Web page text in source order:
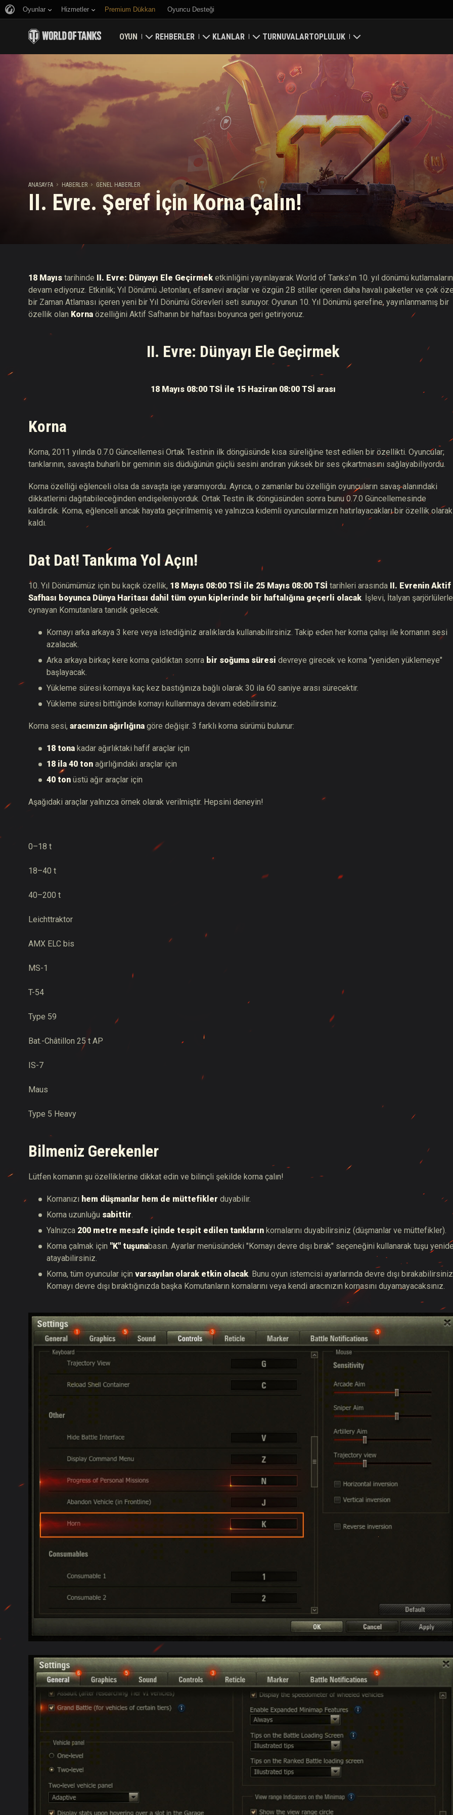
Oyunlar Hizmetler Premium Dükkan Oyuncu Desteği
OYUN
Hemen İndirin
Bonus Kodları Alın
Tankopedi
REHBERLER
Yeni Başlayanlar Rehberi
Genel Rehber
Hesap Güvenliği
Adil Oyun Politikası
Wargaming.net Game Center
KLANLAR
Kale
Dünya Haritası
Klan Reytingleri
TURNUVALARTOPLULUK
Profilim
Oyuncu Ara
Arkadaş Öner
Discord
Mod Merkezi
Medya
ANASAYFA HABERLER GENEL HABERLER
II. Evre. Şeref İçin Korna Çalın!
18 Mayıs tarihinde II. Evre: Dünyayı Ele Geçirmek etkinliğini yayınlayarak World of Tanks'ın 10. yıl dönümü
devam ediyoruz. Etkinlik; Yıl Dönümü Jetonları, efsanevi araçlar ve özgün 2B stiller içeren daha havalı paketler ve çok
bir Zaman Atlaması içeren yeni bir Yıl Dönümü Görevleri seti sunuyor. Oyunun 10. Yıl Dönümü şerefine, yayınlanmamış bir
özellik olan Korna özelliğini Aktif Safhanın bir haftası boyunca geri getiriyoruz.
II. Evre: Dünyayı Ele Geçirmek
18 Mayıs 08:00 TSİ ile 15 Haziran 08:00 TSİ arası
Korna
Korna, 2011 yılında 0.7.0 Güncellemesi Ortak Testinin ilk döngüsünde kısa süreliğine test edilen bir özellikti. Oyuncular;
tanklarının, savaşta buharlı bir geminin sis düdüğünün güçlü sesini andıran yüksek bir ses çıkartmasını sağlayabiliyordu.
Korna özelliği eğlenceli olsa da savaşta işe yaramıyordu. Ayrıca, o zamanlar bu özelliğin oyuncuların savaş alanındaki
dikkatlerini dağıtabileceğinden endişeleniyorduk. Ortak Testin ilk döngüsünden sonra bunu 0.7.0 Güncellemesinde
kaldırdık. Korna, eğlenceli ancak hayata geçirilmemiş ve yalnızca kıdemli oyuncularımızın hatırlayacakları bir özellik olarak
kaldı.
Dat Dat! Tankıma Yol Açın!
10. Yıl Dönümümüz için bu kaçık özellik, 18 Mayıs 08:00 TSİ ile 25 Mayıs 08:00 TSİ tarihleri arasında II. Evrenin Aktif
Safhası boyunca Dünya Haritası dahil tüm oyun kiplerinde bir haftalığına geçerli olacak. İşlevi, İtalyan şarjörlülerle
oynayan Komutanlara tanıdık gelecek.
Kornayı arka arkaya 3 kere veya istediğiniz aralıklarda kullanabilirsiniz. Takip eden her korna çalışı ile kornanın sesi
azalacak.
Arka arkaya birkaç kere korna çaldıktan sonra bir soğuma süresi devreye girecek ve korna "yeniden yüklemeye"
başlayacak.
Yükleme süresi kornaya kaç kez bastığınıza bağlı olarak 30 ila 60 saniye arası sürecektir.
Yükleme süresi bittiğinde kornayı kullanmaya devam edebilirsiniz.
Korna sesi, aracınızın ağırlığına göre değişir. 3 farklı korna sürümü bulunur:
18 tona kadar ağırlıktaki hafif araçlar için
18 ila 40 ton ağırlığındaki araçlar için
40 ton üstü ağır araçlar için
Aşağıdaki araçlar yalnızca örnek olarak verilmiştir. Hepsini deneyin!
0–18 t
18–40 t
40–200 t
Leichttraktor
AMX ELC bis
MS-1
T-54
Type 59
Bat.-Châtillon 25 t AP
IS-7
Maus
Type 5 Heavy
Bilmeniz Gerekenler
Lütfen kornanın şu özelliklerine dikkat edin ve bilinçli şekilde korna çalın!
Kornanızı hem düşmanlar hem de müttefikler duyabilir.
Korna uzunluğu sabittir.
Yalnızca 200 metre mesafe içinde tespit edilen tankların kornalarını duyabilirsiniz (düşmanlar ve müttefikler).
Korna çalmak için "K" tuşunabasın. Ayarlar menüsündeki "Kornayı devre dışı bırak" seçeneğini kullanarak tuşu
atayabilirsiniz.
Korna, tüm oyuncular için varsayılan olarak etkin olacak. Bunu oyun istemcisi ayarlarında devre dışı
Kornayı devre dışı bıraktığınızda başka Komutanların kornalarını veya kendi aracınızın kornasını duyamayacaksınız.